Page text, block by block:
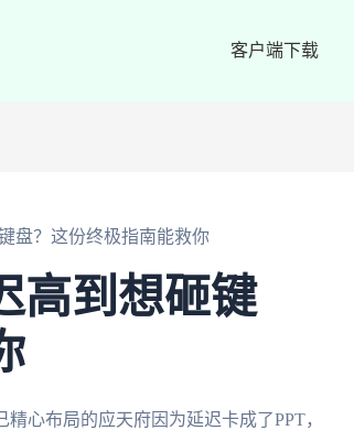
客户端下载
盘？这份终极指南能救你
高到想砸键
心布局的应天府因为延迟卡成了PPT，